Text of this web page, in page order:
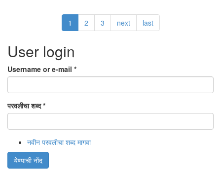
1 2 3 next last
User login
Username or e-mail *
परवलीचा शब्द*
नवीन परवलीचा शब्द मागवा
येण्याची नोंद